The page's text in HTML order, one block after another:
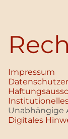
Impressum
Unabhängige
Digitales